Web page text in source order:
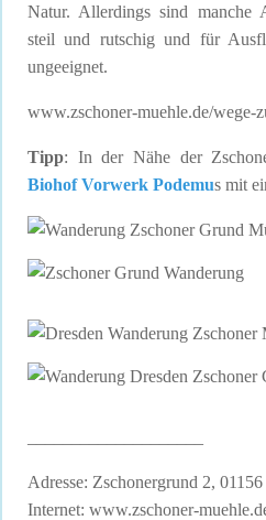
Natur. Allerdings sind manche
steil und rutschig und für
ungeeignet.
www.zschoner-muehle.de/wege-
Tipp: In der Nähe der
Biohof Vorwerk Podemus mit
Adresse: Zschonergrund 2, 01156
Internet: www.zschoner-